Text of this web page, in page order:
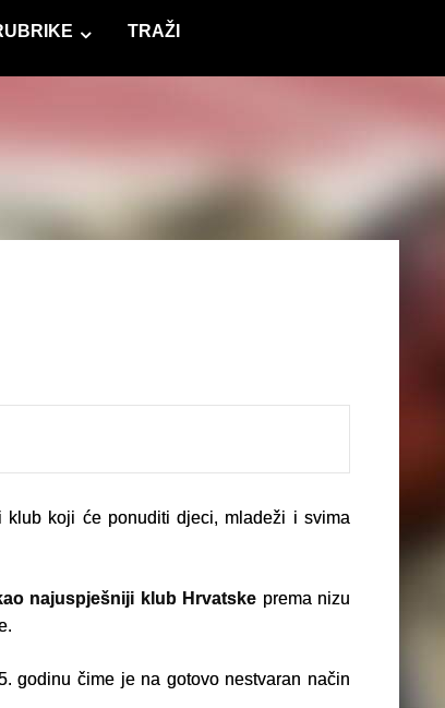
TRAŽI
koji će ponuditi djeci, mladeži i svima
najuspješniji klub Hrvatske prema nizu
godinu čime je na gotovo nestvaran način